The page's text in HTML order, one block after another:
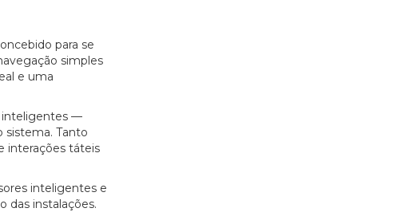
para se
simples
e uma
inteligentes —
Tanto
interações táteis
inteligentes e
das instalações.